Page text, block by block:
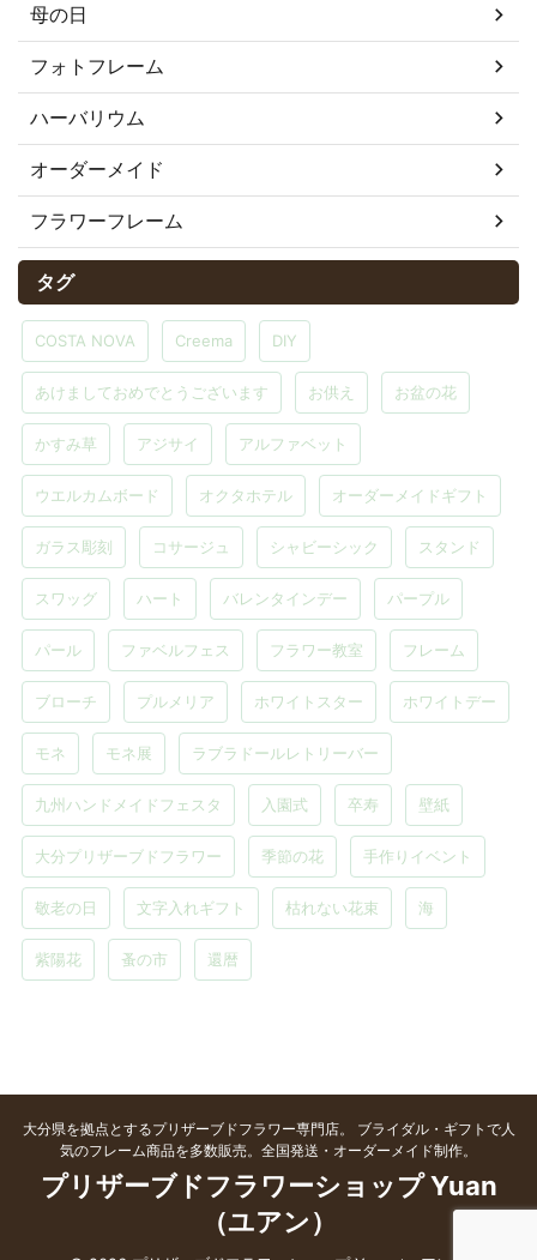
母の日
フォトフレーム
ハーバリウム
オーダーメイド
フラワーフレーム
タグ
COSTA NOVA Creema DIY
あけましておめでとうございます お供え お盆の花
かすみ草 アジサイ アルファベット
ウエルカムボード オクタホテル オーダーメイドギフト
ガラス彫刻 コサージュ シャビーシック スタンド
スワッグ ハート バレンタインデー パープル
パール ファベルフェス フラワー教室 フレーム
ブローチ プルメリア ホワイトスター ホワイトデー
モネ モネ展 ラブラドールレトリーバー
九州ハンドメイドフェスタ 入園式 卒寿 壁紙
大分プリザーブドフラワー 季節の花 手作りイベント
敬老の日 文字入れギフト 枯れない花束 海
紫陽花 蚤の市 還暦
大分県を拠点とするプリザーブドフラワー専門店。 ブライダル・ギフトで人
気のフレーム商品を多数販売。全国発送・オーダーメイド制作。
プリザーブドフラワーショップ Yuan
（ユアン）